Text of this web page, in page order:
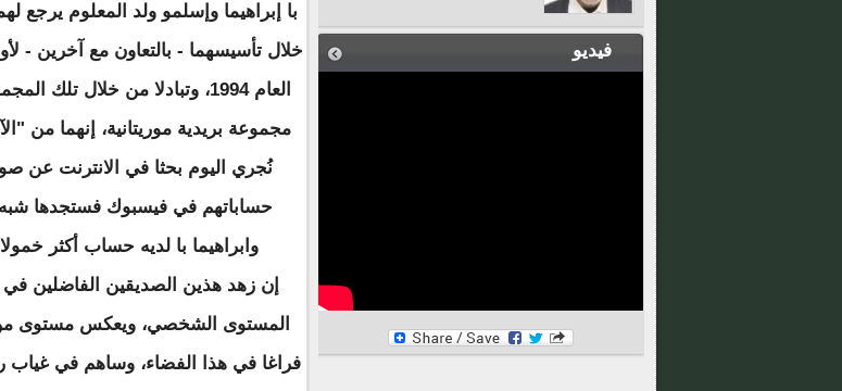
فيديو
با إبراهيما وإسلمو ولد المعلوم يرجع
خلال تأسيسهما - بالتعاون مع آخرين -
العام 1994، وتبادلا من خلال
مجموعة بريدية موريتانية، إنهما من
نُجري اليوم بحثا في الانترنت عن
وابراهيما با لديه حساب أكثر
إن زهد هذين الصديقين الفاضلين
المستوى الشخصي، ويعكس مستوى من
فراغا في هذا الفضاء، وساهم في غياب